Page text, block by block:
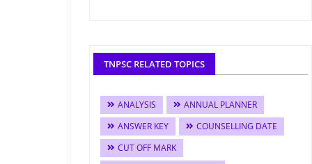
TNPSC RELATED TOPICS
ANALYSIS
ANNUAL PLANNER
ANSWER KEY
COUNSELLING DATE
CUT OFF MARK